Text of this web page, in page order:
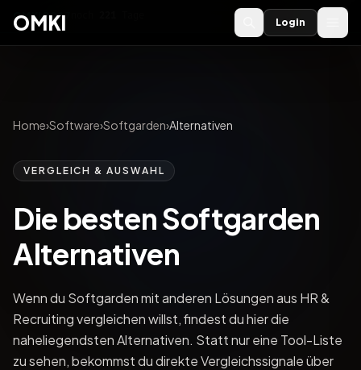
OMKI 2027
OMKI Login
Home›Software›Softgarden›Alternativen
VERGLEICH & AUSWAHL
Die besten Softgarden
Alternativen
Wenn du Softgarden mit anderen Lösungen aus HR &
Recruiting vergleichen willst, findest du hier die
naheliegendsten Alternativen. Statt nur eine Tool-Liste
zu sehen, bekommst du direkte Vergleichssignale über